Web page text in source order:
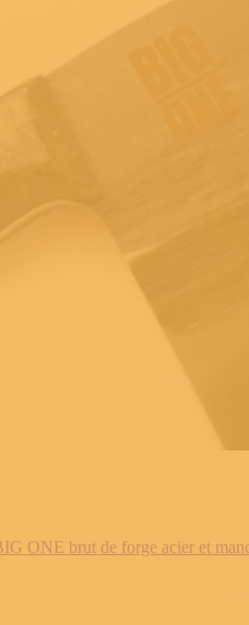
ONE brut de forge acier et